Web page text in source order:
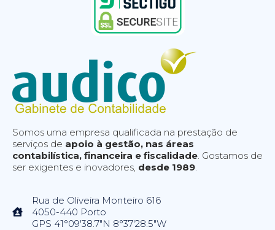
Somos uma empresa qualificada na prestação de
serviços de apoio à gestão, nas áreas
contabilística, financeira e fiscalidade . Gostamos de
ser exigentes e inovadores, desde 1989
Rua de Oliveira Monteiro 616
4050-440 Porto
GPS 41°09'38.7"N 8°37'28.5"W